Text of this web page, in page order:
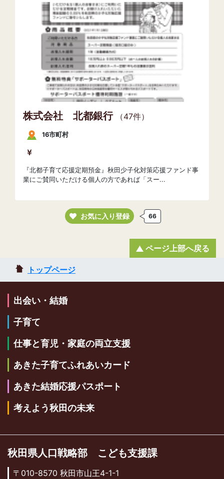
株式会社 北都銀行 （47件）
16市町村
『北都子育て応援定期預金』秋田少子化対策応援ファンド事
業にご賛同いただける個人の方であれば「スー...
お気に入り登録 66
トップページ
ページ上部へ戻る
出会い・結婚
子育て
仕事と育児・家庭の両立支援
あきた子育てふれあいカード
あきた結婚応援パスポート
考えよう秋田の未来
秋田県人口戦略部 こども支援課
〒010-8570 秋田市山王4-1-1